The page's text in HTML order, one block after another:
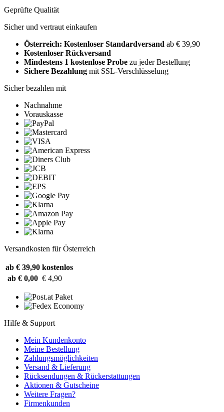
Geprüfte Qualität
Sicher und vertraut einkaufen
Österreich: Kostenloser Standardversand ab € 39,90
Kostenloser Rückversand
Mindestens 1 kostenlose Probe zu jeder Bestellung
Sichere Bezahlung mit SSL-Verschlüsselung
Sicher bezahlen mit
Nachnahme
Vorauskasse
Versandkosten für Österreich
ab € 39,90 kostenlos
ab € 0,00 € 4,90
Hilfe & Support
Mein Kundenkonto
Meine Bestellung
Zahlungsmöglichkeiten
Versand & Lieferung
Rücksendungen & Rückerstattungen
Aktionen & Gutscheine
Weitere Fragen?
Firmenkunden